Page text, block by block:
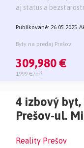
aj status a
Publikované: 26.05.2025
Byty na predaj Prešov
309,980 €
1999 €/m²
4 izbový
Prešov-ul.
Reality Prešov